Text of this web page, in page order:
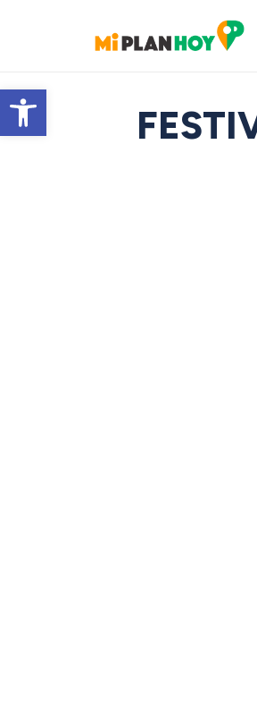
Abrir barra de herramientas